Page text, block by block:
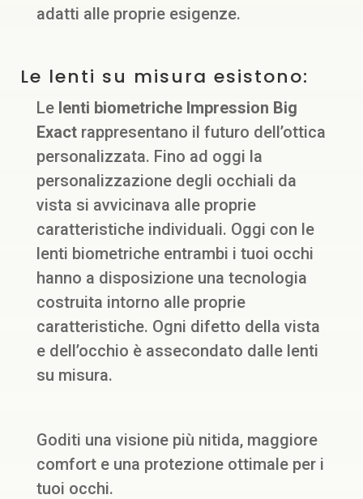
adatti alle proprie esigenze.
Le lenti su misura esistono:
Le lenti biometriche Impression Big
Exact rappresentano il futuro dell’ottica
personalizzata. Fino ad oggi la
personalizzazione degli occhiali da
vista si avvicinava alle proprie
caratteristiche individuali. Oggi con le
lenti biometriche entrambi i tuoi occhi
hanno a disposizione una tecnologia
costruita intorno alle proprie
caratteristiche. Ogni difetto della vista
e dell’occhio è assecondato dalle lenti
su misura.
Goditi una visione più nitida, maggiore
comfort e una protezione ottimale per i
tuoi occhi.